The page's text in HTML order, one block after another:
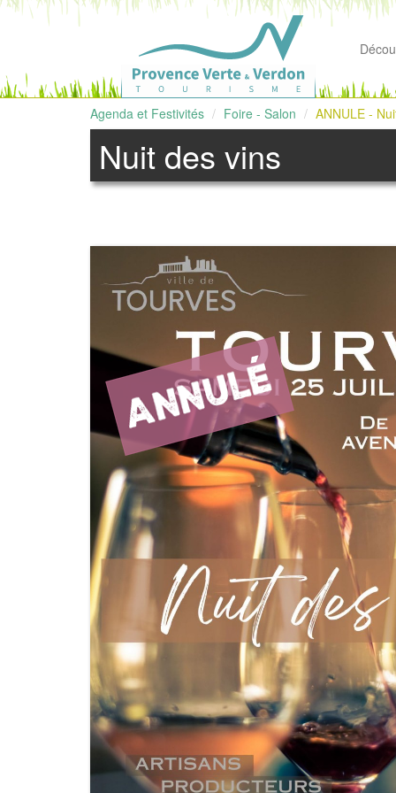
Agenda et Festivités Foire - Salon ANNULE -
Nuit des vins